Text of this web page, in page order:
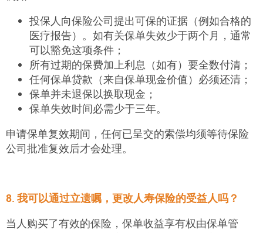
投保人向保险公司提出可保的证据（例如合格的
医疗报告）。如有关保单失效少于两个月，通常
可以豁免这项条件 ；
所有过期的保费加上利息（如有）要全数付清 ；
任何保单贷款（来自保单现金价值）必须还清 ；
保单并未退保以换取现金 ；
保单失效时间必需少于三年。
申请保单复效期间，任何已呈交的索偿均须等待保险
公司批准复效后才会处理。
8. 我可以通过立遗嘱，更改人寿保险的受益人吗？
当人购买了有效的保险，保单收益享有权由保单管